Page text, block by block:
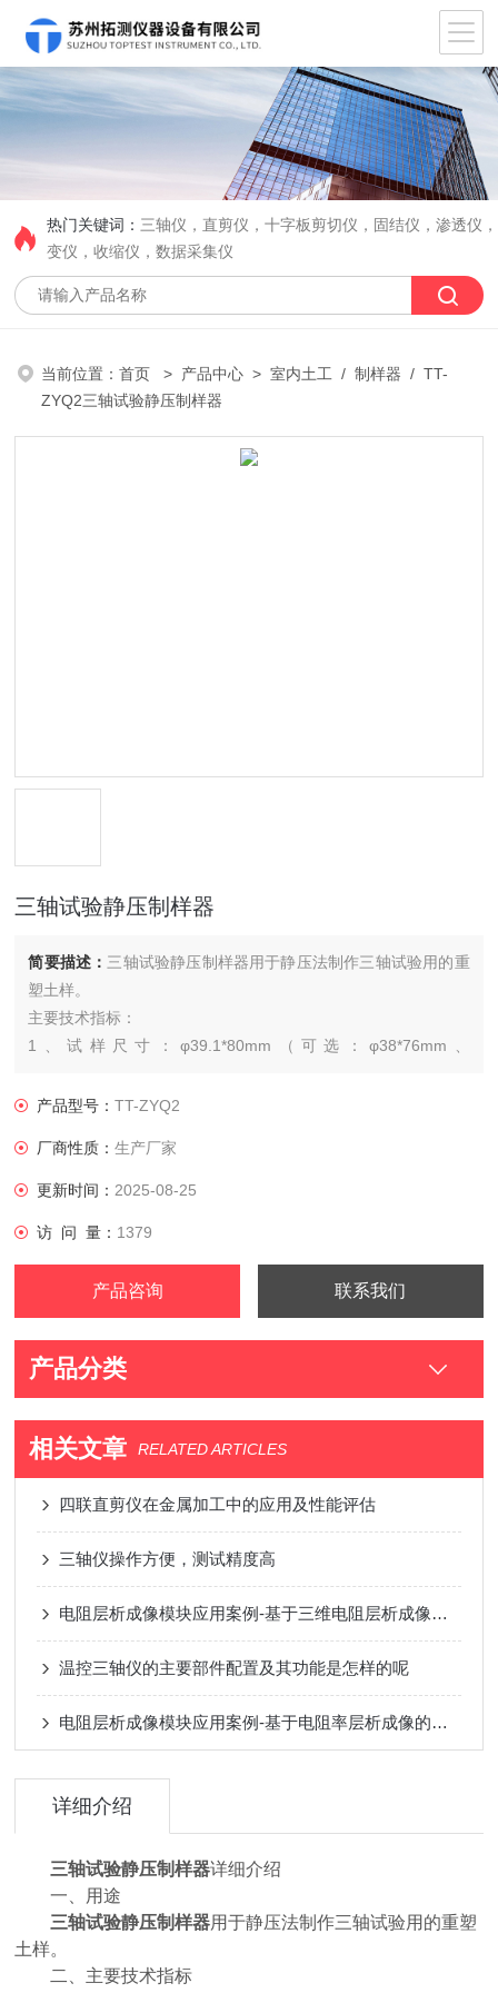
热门关键词： 三轴仪，直剪仪，十字板剪切仪，固结仪，渗透仪
变仪，收缩仪，数据采集仪
当前位置：首页 > 产品中心 >室内土工 /制样器 / TT-
ZYQ2三轴试验静压制样器
三轴试验静压制样器
简要描述： 三轴试验静压制样器用于静压法制作三轴试验用的重
塑土样。
主要技术指标：
1、试样尺寸：φ39.1*80mm（可选：φ38*76mm、
2、反力架高度：55cm
4、立柱间距：20cm
5、压力：≤50KN
产品型号：TT-ZYQ2
厂商性质：生产厂家
更新时间： 2025-08-25
访 问 量： 1379
产品咨询 联系我们
产品分类
相关文章 RELATED ARTICLES
四联直剪仪在金属加工中的应用及性能评估
三轴仪操作方便，测试精度高
电阻层析成像模块应用案例-基于三维电阻层析成像的盾构机超前探测研究
温控三轴仪的主要部件配置及其功能是怎样的呢
电阻层析成像模块应用案例-基于电阻率层析成像的三维旋喷灌注加固形态监测
详细介绍
三轴试验静压制样器详细介绍
一、用途
三轴试验静压制样器用于静压法制作三轴试验用的重塑
土样。
二、主要技术指标